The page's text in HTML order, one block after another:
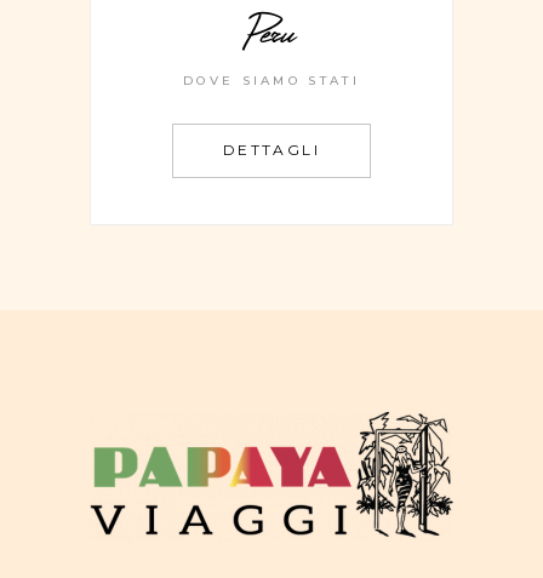
Peru
DOVE SIAMO STATI
DETTAGLI